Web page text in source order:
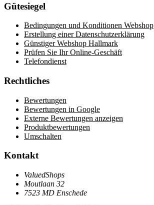
Gütesiegel
Bedingungen und Konditionen Webshop
Erstellung einer Datenschutzerklärung
Günstiger Webshop Hallmark
Prüfen Sie Ihr Online-Geschäft
Telefondienst
Rechtliches
Bewertungen
Bewertungen in Google
Externe Bewertungen anzeigen
Produktbewertungen
Umschalten
Kontakt
ValuedShops
Moutlaan 32
7523 MD Enschede